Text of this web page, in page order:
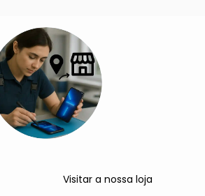
Visitar a nossa loja